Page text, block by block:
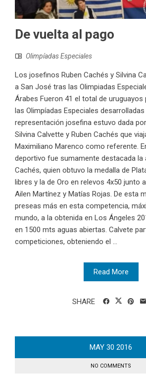
De vuelta al pago
Olimpíadas Especiales
Los josefinos Ruben Cachés y Silvina
a San José tras las Olimpiadas
Árabes Fueron 41 el total de uruguayos
las Olimpíadas Especiales desarrolladas
representación josefina estuvo dada
Silvina Calvette y Ruben Cachés que
Maximiliano Marenco como referente.
deportivo fue sumamente destacada la
Cachés, quien obtuvo la medalla de
libres y la de Oro en relevos 4x50 junto
Ailen Martínez y Matías Rojas. De esta
preseas más en esta competencia,
mundo, a la obtenida en Los Ángeles
en 1500 mts aguas abiertas. Calvete
competiciones, obteniendo el ...
Read More
SHARE
MAY 30 2016
NO COMMENTS